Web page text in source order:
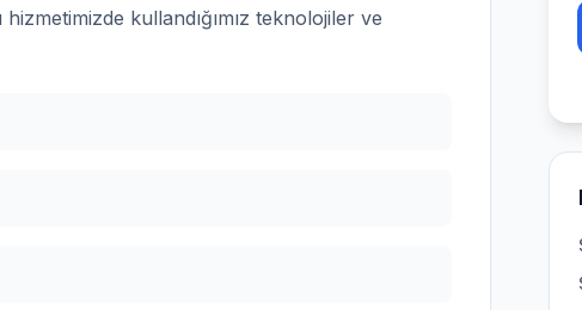
hizmetimizde kullandığımız teknolojiler ve